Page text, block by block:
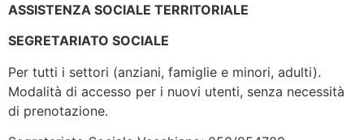
ASSISTENZA SOCIALE TERRITORIALE
SEGRETARIATO SOCIALE
Per tutti i settori (anziani, famiglie e minori, adulti).
Modalità di accesso per i nuovi utenti, senza necessità
di prenotazione.